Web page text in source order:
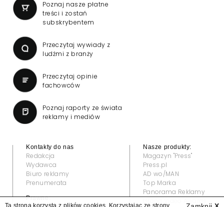
Poznaj nasze płatne
treści i zostań
subskrybentem
Przeczytaj wywiady z
ludźmi z branży
Przeczytaj opinie
fachowców
Poznaj raporty ze świata
reklamy i mediów
Kontakty do nas
Redakcja
Wydawca
Biuro reklamy
Prenumerata
Prawne:
Nasze produkty:
Magazyn "Press"
Press.pl
AD wo/MAN
Top Marka
Panorama Reklamy
Ta strona korzysta z plików cookies. Korzystając ze strony